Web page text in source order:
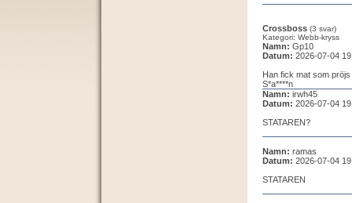
Crossboss (3 svar)
Kategori: Webb-kryss
Namn: Gp10
Datum: 2026-07-04
Han fick mat som pröjs
S*a****n
Namn: irwh45
Datum: 2026-07-04
STATAREN?
Namn: ramas
Datum: 2026-07-04
STATAREN